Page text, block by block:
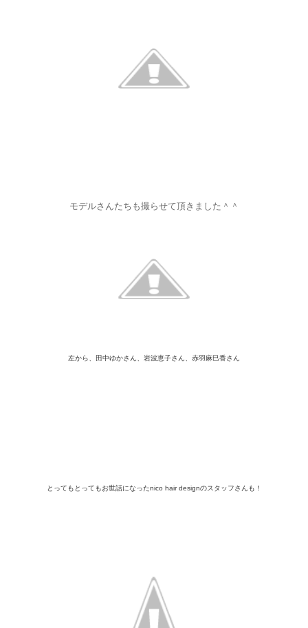
モデルさんたちも撮らせて頂きました＾＾
左から、田中ゆかさん、岩波恵子さん、赤羽麻巳香さん
とってもとってもお世話になったnico hair designのスタッフさんも！